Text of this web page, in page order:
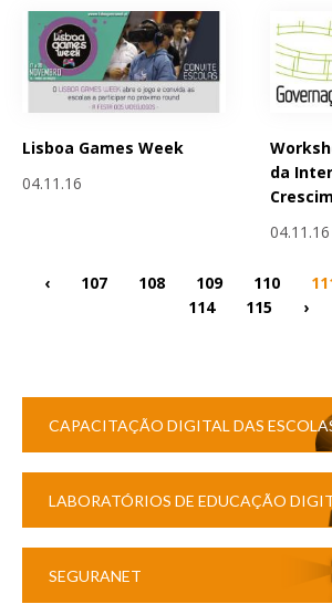
Lisboa Games Week
04.11.16
da
04.11.16
‹ 107 108 109 110
114
115 ›
CAPACITAÇÃO DIGITAL DAS
LABORATÓRIOS DE EDUCAÇÃO
SEGURANET